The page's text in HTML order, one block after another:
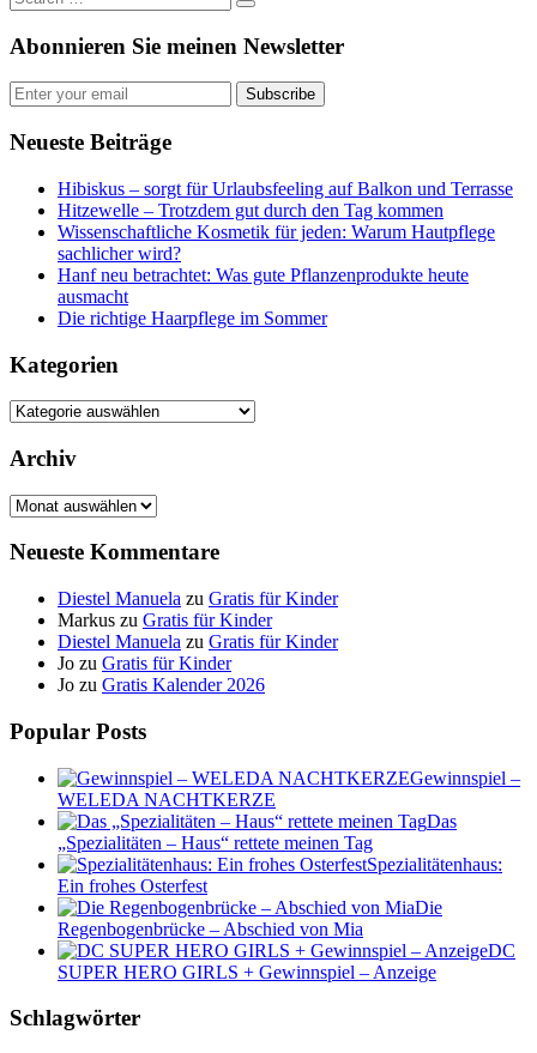
Abonnieren Sie meinen Newsletter
Subscribe
Neueste Beiträge
Hibiskus – sorgt für Urlaubsfeeling auf Balkon und Terrasse
Hitzewelle – Trotzdem gut durch den Tag kommen
Wissenschaftliche Kosmetik für jeden: Warum Hautpflege
sachlicher wird?
Hanf neu betrachtet: Was gute Pflanzenprodukte heute
ausmacht
Die richtige Haarpflege im Sommer
Kategorien
Kategorien
Archiv
Archiv
Neueste Kommentare
Diestel Manuela zu Gratis für Kinder
Markus zu Gratis für Kinder
Diestel Manuela zu Gratis für Kinder
Jo zu Gratis für Kinder
Jo zu Gratis Kalender 2026
Popular Posts
Gewinnspiel –
WELEDA NACHTKERZE
Das
„Spezialitäten – Haus“ rettete meinen Tag
Spezialitätenhaus:
Ein frohes Osterfest
Die
Regenbogenbrücke – Abschied von Mia
DC
SUPER HERO GIRLS + Gewinnspiel – Anzeige
Schlagwörter